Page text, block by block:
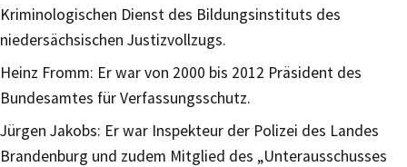
Kriminologischen Dienst des Bildungsinstituts des
niedersächsischen Justizvollzugs.
Heinz Fromm: Er war von 2000 bis 2012 Präsident des
Bundesamtes für Verfassungsschutz.
Jürgen Jakobs: Er war Inspekteur der Polizei des Landes
Brandenburg und zudem Mitglied des „Unterausschusses